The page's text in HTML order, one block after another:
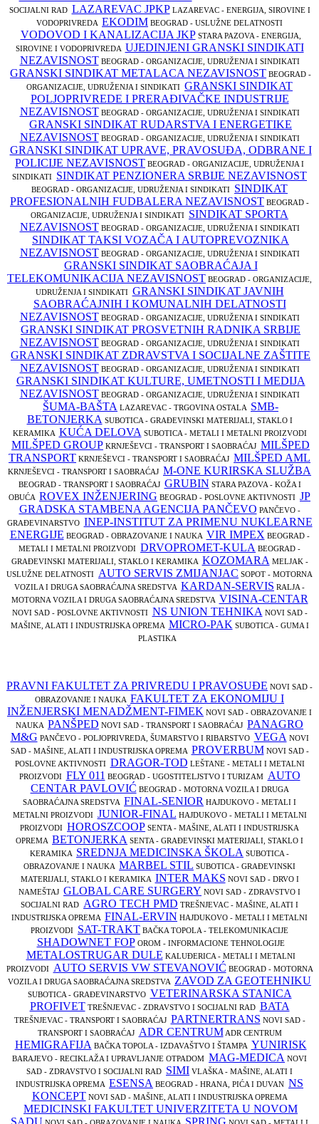
SOCIJALNI RAD LAZAREVAC JPKPLAZAREVAC - ENERGIJA, SIROVINE I
VODOPRIVREDA EKODIM BEOGRAD - USLUŽNE DELATNOSTI
VODOVOD I KANALIZACIJA JKPSTARA PAZOVA - ENERGIJA,
SIROVINE I VODOPRIVREDA UJEDINJENI GRANSKI SINDIKATI
NEZAVISNOST BEOGRAD - ORGANIZACIJE, UDRUŽENJA I SINDIKATI
GRANSKI SINDIKAT METALACA NEZAVISNOST BEOGRAD -
ORGANIZACIJE, UDRUŽENJA I SINDIKATI GRANSKI SINDIKAT
POLJOPRIVREDE I PRERAĐIVAČKE INDUSTRIJE
NEZAVISNOST BEOGRAD - ORGANIZACIJE, UDRUŽENJA I SINDIKATI
GRANSKI SINDIKAT RUDARSTVA I ENERGETIKE
NEZAVISNOST BEOGRAD - ORGANIZACIJE, UDRUŽENJA I SINDIKATI
GRANSKI SINDIKAT UPRAVE, PRAVOSUĐA, ODBRANE I
POLICIJE NEZAVISNOST BEOGRAD - ORGANIZACIJE, UDRUŽENJA I
SINDIKATI SINDIKAT PENZIONERA SRBIJE NEZAVISNOST
BEOGRAD - ORGANIZACIJE, UDRUŽENJA I SINDIKATI SINDIKAT
PROFESIONALNIH FUDBALERA NEZAVISNOST BEOGRAD -
ORGANIZACIJE, UDRUŽENJA I SINDIKATI SINDIKAT SPORTA
NEZAVISNOST BEOGRAD - ORGANIZACIJE, UDRUŽENJA I SINDIKATI
SINDIKAT TAKSI VOZAČA I AUTOPREVOZNIKA
NEZAVISNOST BEOGRAD - ORGANIZACIJE, UDRUŽENJA I SINDIKATI
GRANSKI SINDIKAT SAOBRAĆAJA I
TELEKOMUNIKACIJA NEZAVISNOST BEOGRAD - ORGANIZACIJE,
UDRUŽENJA I SINDIKATI GRANSKI SINDIKAT JAVNIH
SAOBRAĆAJNIH I KOMUNALNIH DELATNOSTI
NEZAVISNOST BEOGRAD - ORGANIZACIJE, UDRUŽENJA I SINDIKATI
GRANSKI SINDIKAT PROSVETNIH RADNIKA SRBIJE
NEZAVISNOST BEOGRAD - ORGANIZACIJE, UDRUŽENJA I SINDIKATI
GRANSKI SINDIKAT ZDRAVSTVA I SOCIJALNE ZAŠTITE
NEZAVISNOST BEOGRAD - ORGANIZACIJE, UDRUŽENJA I SINDIKATI
GRANSKI SINDIKAT KULTURE, UMETNOSTI I MEDIJA
NEZAVISNOST BEOGRAD - ORGANIZACIJE, UDRUŽENJA I SINDIKATI
ŠUMA-BAŠTA LAZAREVAC - TRGOVINA OSTALA SMB-
BETONJERKA SUBOTICA - GRAĐEVINSKI MATERIJALI, STAKLO I
KERAMIKA KUĆA DELOVA SUBOTICA - METALI I METALNI PROIZVODI
MILŠPED GROUP KRNJEŠEVCI - TRANSPORT I SAOBRAĆAJ MILŠPED
TRANSPORT KRNJEŠEVCI - TRANSPORT I SAOBRAĆAJ MILŠPED AML
KRNJEŠEVCI - TRANSPORT I SAOBRAĆAJ M-ONE KURIRSKA SLUŽBA
BEOGRAD - TRANSPORT I SAOBRAĆAJ GRUBIN STARA PAZOVA - KOŽA I
OBUĆA ROVEX INŽENJERING BEOGRAD - POSLOVNE AKTIVNOSTI JP
GRADSKA STAMBENA AGENCIJA PANČEVO PANČEVO -
GRAĐEVINARSTVO INEP-INSTITUT ZA PRIMENU NUKLEARNE
ENERGIJE BEOGRAD - OBRAZOVANJE I NAUKA VIR IMPEX BEOGRAD -
METALI I METALNI PROIZVODI DRVOPROMET-KULA BEOGRAD -
GRAĐEVINSKI MATERIJALI, STAKLO I KERAMIKA KOZOMARA MELJAK -
USLUŽNE DELATNOSTI AUTO SERVIS ZMIJANJAC SOPOT - MOTORNA
VOZILA I DRUGA SAOBRAĆAJNA SREDSTVA KARDAN-SERVIS RALJA -
MOTORNA VOZILA I DRUGA SAOBRAĆAJNA SREDSTVA VISINA-CENTAR
NOVI SAD - POSLOVNE AKTIVNOSTI NS UNION TEHNIKA NOVI SAD -
MAŠINE, ALATI I INDUSTRIJSKA OPREMA MICRO-PAK SUBOTICA - GUMA I
PLASTIKA
PRAVNI FAKULTET ZA PRIVREDU I PRAVOSUĐE NOVI SAD -
OBRAZOVANJE I NAUKA FAKULTET ZA EKONOMIJU I
INŽENJERSKI MENADŽMENT-FIMEK NOVI SAD - OBRAZOVANJE I
NAUKA PANŠPED NOVI SAD - TRANSPORT I SAOBRAĆAJ PANAGRO
M&G PANČEVO - POLJOPRIVREDA, ŠUMARSTVO I RIBARSTVO VEGA NOVI
SAD - MAŠINE, ALATI I INDUSTRIJSKA OPREMA PROVERBUM NOVI SAD -
POSLOVNE AKTIVNOSTI DRAGOR-TOD LEŠTANE - METALI I METALNI
PROIZVODI FLY 011 BEOGRAD - UGOSTITELJSTVO I TURIZAM AUTO
CENTAR PAVLOVIĆ BEOGRAD - MOTORNA VOZILA I DRUGA
SAOBRAĆAJNA SREDSTVA FINAL-SENIOR HAJDUKOVO - METALI I
METALNI PROIZVODI JUNIOR-FINAL HAJDUKOVO - METALI I METALNI
PROIZVODI HOROSZCOOP SENTA - MAŠINE, ALATI I INDUSTRIJSKA
OPREMA BETONJERKA SENTA - GRAĐEVINSKI MATERIJALI, STAKLO I
KERAMIKA SREDNJA MEDICINSKA ŠKOLA SUBOTICA -
OBRAZOVANJE I NAUKA MARBEL STIL SUBOTICA - GRAĐEVINSKI
MATERIJALI, STAKLO I KERAMIKA INTER MAKS NOVI SAD - DRVO I
NAMEŠTAJ GLOBAL CARE SURGERY NOVI SAD - ZDRAVSTVO I
SOCIJALNI RAD AGRO TECH PMD TREŠNJEVAC - MAŠINE, ALATI I
INDUSTRIJSKA OPREMA FINAL-ERVIN HAJDUKOVO - METALI I METALNI
PROIZVODI SAT-TRAKT BAČKA TOPOLA - TELEKOMUNIKACIJE
SHADOWNET FOPOROM - INFORMACIONE TEHNOLOGIJE
METALOSTRUGAR DULE KALUĐERICA - METALI I METALNI
PROIZVODI AUTO SERVIS VW STEVANOVIĆ BEOGRAD - MOTORNA
VOZILA I DRUGA SAOBRAĆAJNA SREDSTVA ZAVOD ZA GEOTEHNIKU
SUBOTICA - GRAĐEVINARSTVO VETERINARSKA STANICA
PROFIVET TREŠNJEVAC - ZDRAVSTVO I SOCIJALNI RAD BATA
TREŠNJEVAC - TRANSPORT I SAOBRAĆAJ PARTNERTRANS NOVI SAD -
TRANSPORT I SAOBRAĆAJ ADR CENTRUM ADR CENTRUM
HEMIGRAFIJA BAČKA TOPOLA - IZDAVAŠTVO I ŠTAMPA YUNIRISK
BARAJEVO - RECIKLAŽA I UPRAVLJANJE OTPADOM MAG-MEDICA NOVI
SAD - ZDRAVSTVO I SOCIJALNI RAD SIMI VLAŠKA - MAŠINE, ALATI I
INDUSTRIJSKA OPREMA ESENSA BEOGRAD - HRANA, PIĆA I DUVAN NS
KONCEPT NOVI SAD - MAŠINE, ALATI I INDUSTRIJSKA OPREMA
MEDICINSKI FAKULTET UNIVERZITETA U NOVOM
SADU
SPRING